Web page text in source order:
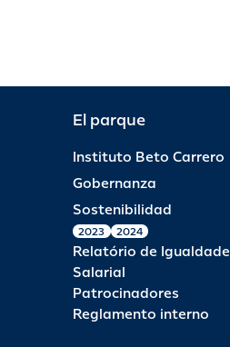
El parque
Instituto Beto Carrero
Gobernanza
Sostenibilidad
2023 2024
Relatório de Igualdade
Salarial
Patrocinadores
Reglamento interno